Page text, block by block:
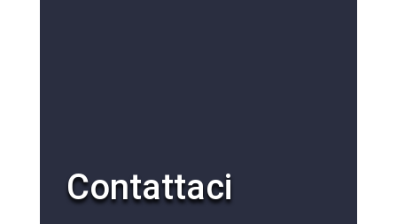
Contattaci